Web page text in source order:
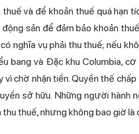
và để khoản thuế quá hạn
sản để đảm bảo khoản
nghĩa vụ phải thu thuế; nếu
bang và Đặc khu Columbia,
chờ nhận tiền. Quyền thế
sở hữu. Những người hành
thuế, nhưng không bao giờ là